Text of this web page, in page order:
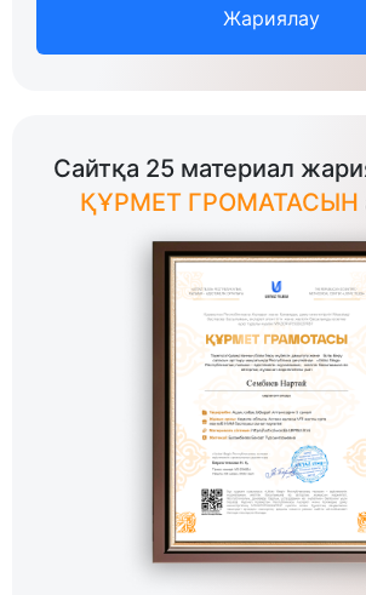
Жариялау
Сайтқа 25 материал
ҚҰРМЕТ ГРОМАТАСЫН